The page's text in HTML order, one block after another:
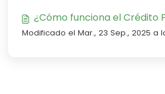
¿Cómo funciona el Crédito
Modificado el Mar., 23 Sep., 2025 a